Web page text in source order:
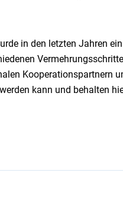
in den letzten Jahren
Kooperationspartnern
kann und behalten